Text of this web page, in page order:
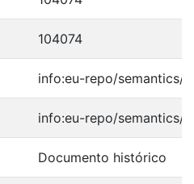
104074
info:eu-repo/semantics/
info:eu-repo/semantics/
Documento histórico